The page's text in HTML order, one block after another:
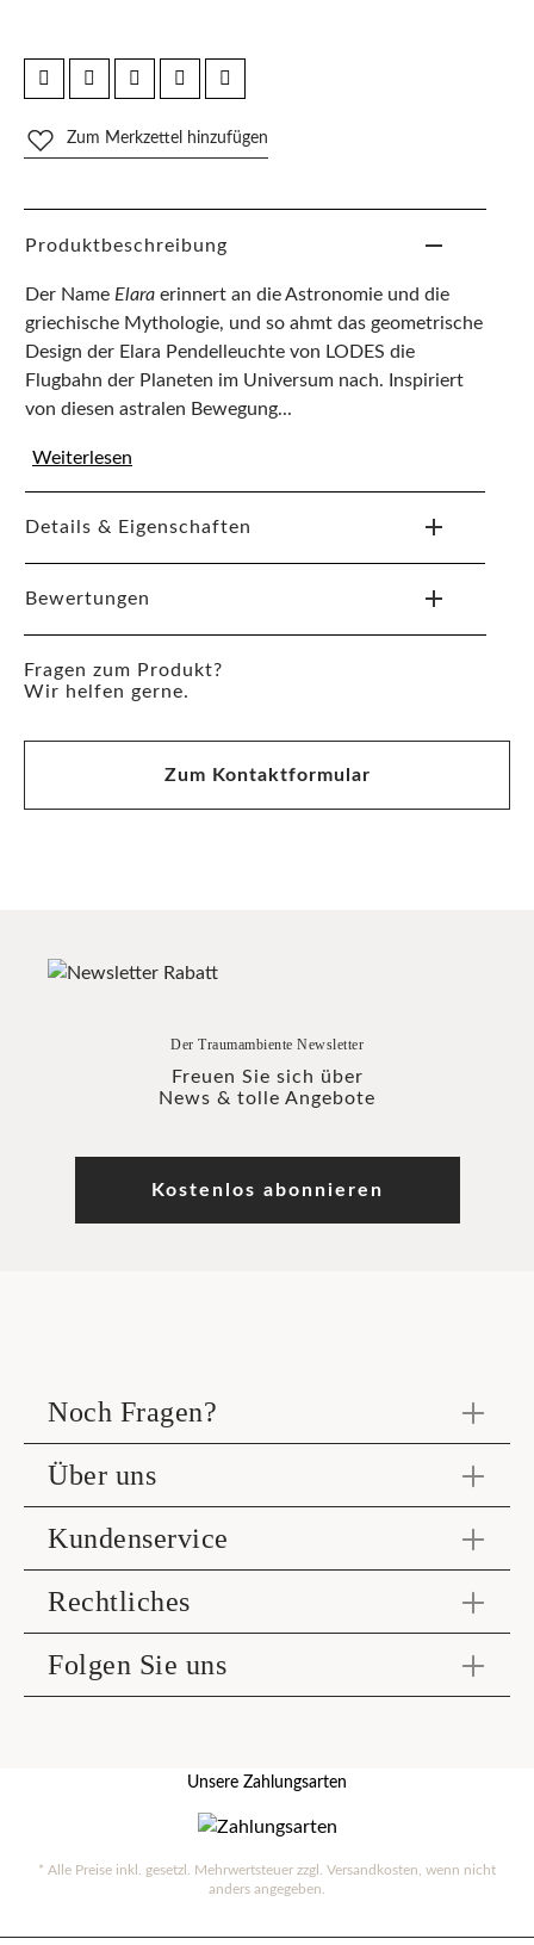
Zum Merkzettel hinzufügen
Produktbeschreibung
Der Name Elara erinnert an die Astronomie und die
griechische Mythologie, und so ahmt das geometrische
Design der Elara Pendelleuchte von LODES die
Flugbahn der Planeten im Universum nach. Inspiriert
von diesen astralen Bewegung...
Weiterlesen
Details & Eigenschaften
Bewertungen
Fragen zum Produkt?
Wir helfen gerne.
Zum Kontaktformular
Der Traumambiente Newsletter
Freuen Sie sich über
News & tolle Angebote
Kostenlos abonnieren
Noch Fragen?
Über uns
Kundenservice
Rechtliches
Folgen Sie uns
Unsere Zahlungsarten
* Alle Preise inkl. gesetzl. Mehrwertsteuer zzgl. Versandkosten , wenn nicht
anders angegeben.